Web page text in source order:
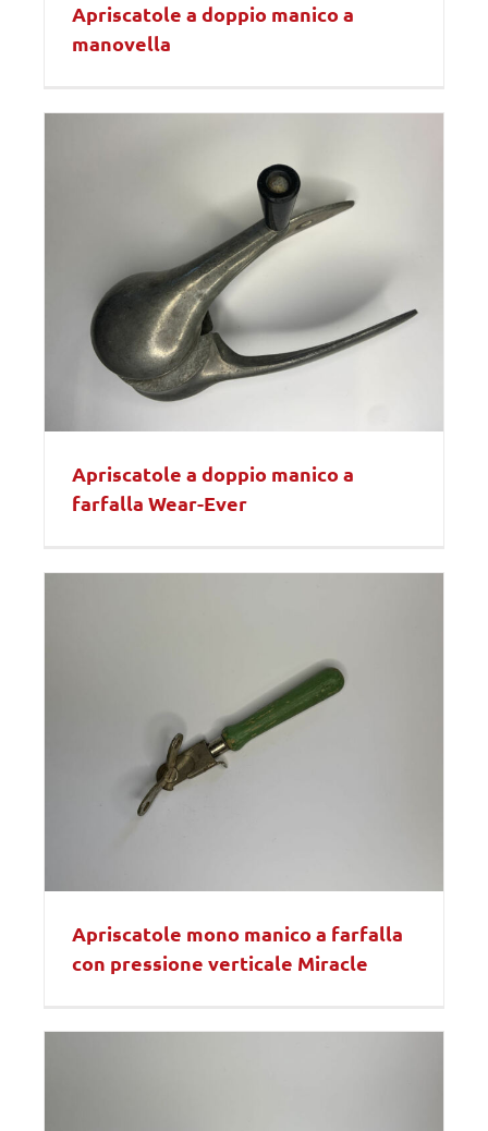
Apriscatole a doppio manico a
manovella
Apriscatole a doppio manico a
farfalla Wear-Ever
Apriscatole mono manico a farfalla
con pressione verticale Miracle